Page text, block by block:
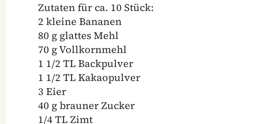
Zutaten für ca. 10 Stück:
2 kleine Bananen
80 g glattes Mehl
70 g Vollkornmehl
1 1/2 TL Backpulver
1 1/2 TL Kakaopulver
3 Eier
40 g brauner Zucker
1/4 TL Zimt